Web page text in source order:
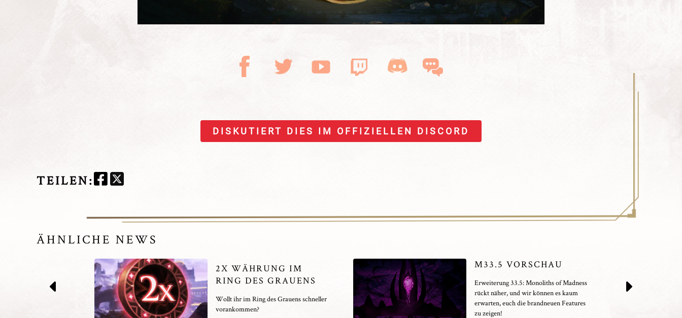
DISKUTIERT DIES IM OFFIZIELLEN DISCORD
TEILEN:
ÄHNLICHE NEWS
2X WÄHRUNG IM
RING DES GRAUENS
Wollt ihr im Ring des Grauens schneller
vorankommen?
M33.5 VORSCHAU
Erweiterung 33.5: Monoliths of Madness
rückt näher, und wir können es kaum
erwarten, euch die brandneuen Features
zu zeigen!